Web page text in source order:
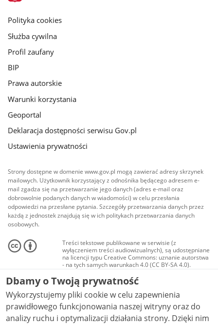
gov.pl
Polityka cookies
Służba cywilna
Profil zaufany
BIP
Prawa autorskie
Warunki korzystania
Geoportal
Deklaracja dostępności serwisu Gov.pl
Ustawienia prywatności
Strony dostępne w domenie www.gov.pl mogą zawierać adresy skrzynek
mailowych. Użytkownik korzystający z odnośnika będącego adresem e-
mail zgadza się na przetwarzanie jego danych (adres e-mail oraz
dobrowolnie podanych danych w wiadomości) w celu przesłania
odpowiedzi na przesłane pytania. Szczegóły przetwarzania danych przez
każdą z jednostek znajdują się w ich politykach przetwarzania danych
osobowych.
Treści tekstowe publikowane w serwisie (z
wyłączeniem treści audiowizualnych), są udostępniane
na licencji typu Creative Commons: uznanie autorstwa
- na tych samych warunkach 4.0 (CC BY-SA 4.0).
Materiały audiowizualne, w tym zdjęcia, materiały
audio i wideo, są udostępniane na licencji typu
Creative Commons: uznanie autorstwa użycie
niekomercyjne - bez utworów zależnych 4.0 (CC BY-
NC-ND 4.0), o ile nie jest to stwierdzone inaczej.
Dbamy o Twoją prywatność
Wykorzystujemy pliki cookie w celu zapewnienia
prawidłowego funkcjonowania naszej witryny oraz do
analizy ruchu i optymalizacji działania strony. Dzięki nim